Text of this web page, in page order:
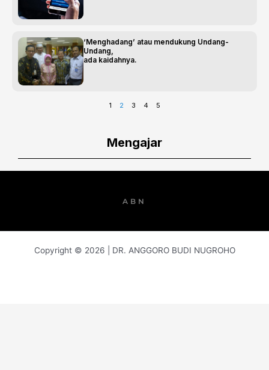
‘Menghadang’ atau mendukung Undang-
Undang,
ada kaidahnya.
1 2 3 4 5
Mengajar
ABN
Copyright © 2026 | DR. ANGGORO BUDI NUGROHO